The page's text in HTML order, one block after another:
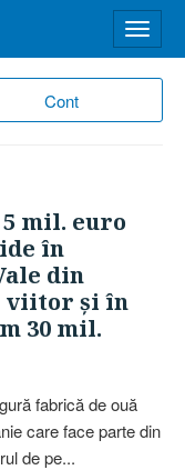
Cont
meniu
mil. euro
în
din
viitor şi în
30 mil.
fabrică de ouă
care face parte din
de pe...